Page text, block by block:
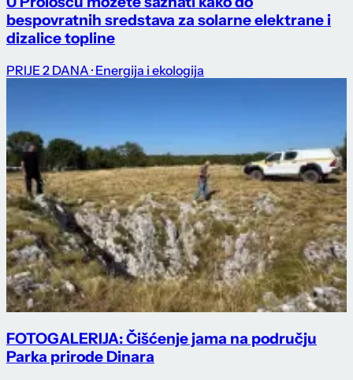
bespovratnih sredstava za solarne elektrane i
dizalice topline
PRIJE 2 DANA · Energija i ekologija
FOTOGALERIJA: Čišćenje jama na području
Parka prirode Dinara